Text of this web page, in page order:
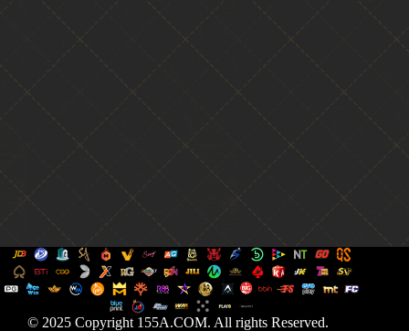
© 2025 Copyright 155A.COM. All rights Reserved.